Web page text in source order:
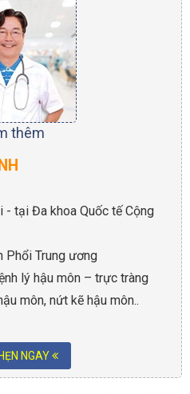
thêm
- tại Đa khoa Quốc tế Cộng
Phổi Trung ương
lý hậu môn – trực tràng
môn, nứt kẽ hậu môn..
NGAY